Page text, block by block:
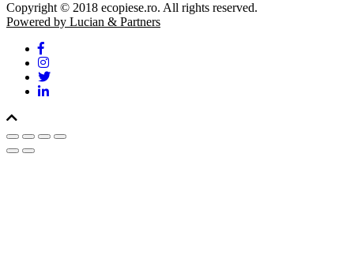
Copyright © 2018 ecopiese.ro. All rights reserved.
Powered by Lucian & Partners